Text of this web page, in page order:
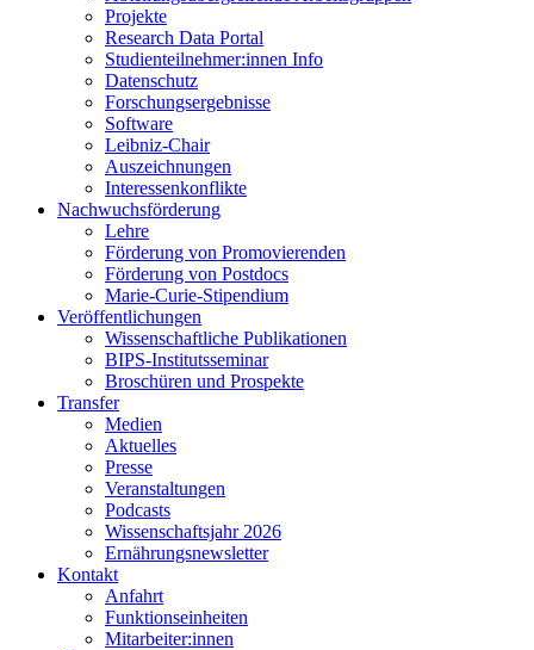
Projekte
Research Data Portal
Studienteilnehmer:innen Info
Datenschutz
Forschungsergebnisse
Software
Leibniz-Chair
Auszeichnungen
Interessenkonflikte
Nachwuchsförderung
Lehre
Förderung von Promovierenden
Förderung von Postdocs
Marie-Curie-Stipendium
Veröffentlichungen
Wissenschaftliche Publikationen
BIPS-Institutsseminar
Broschüren und Prospekte
Transfer
Medien
Aktuelles
Presse
Veranstaltungen
Podcasts
Wissenschaftsjahr 2026
Ernährungsnewsletter
Kontakt
Anfahrt
Funktionseinheiten
Mitarbeiter:innen